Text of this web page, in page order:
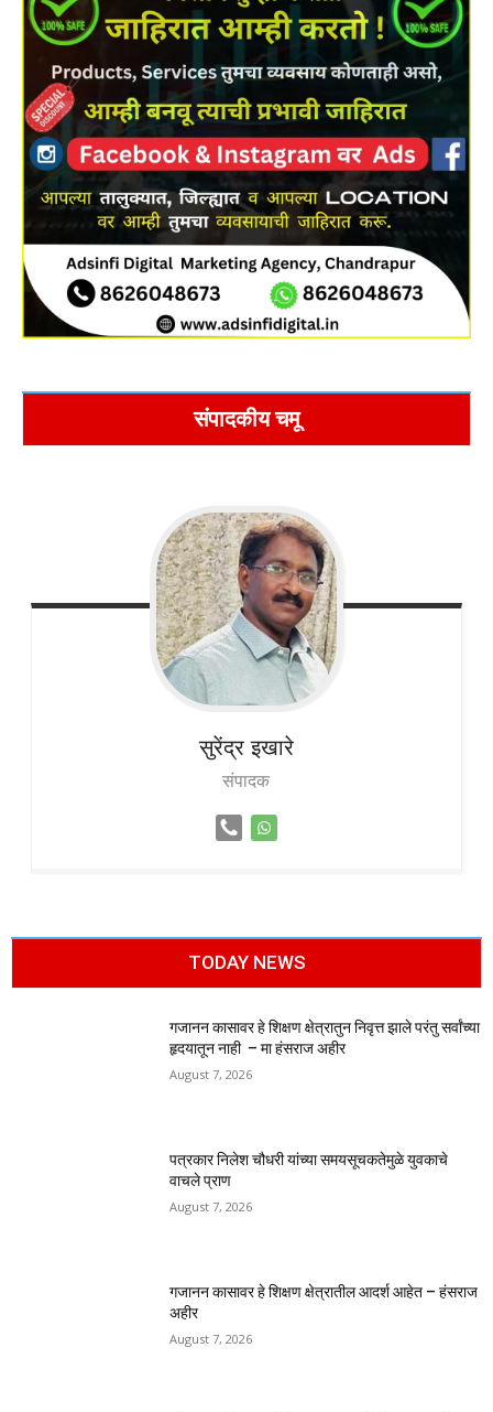
संपादकीय चमू
सुरेंद्र इखारे
संपादक
TODAY NEWS
गजानन कासावर हे शिक्षण क्षेत्रातुन निवृत्त झाले परंतु सर्वांच्या
हृदयातून नाही – मा हंसराज अहीर
August 7, 2026
पत्रकार निलेश चौधरी यांच्या समयसूचकतेमुळे युवकाचे
वाचले प्राण
August 7, 2026
गजानन कासावर हे शिक्षण क्षेत्रातील आदर्श आहेत – हंसराज
अहीर
August 7, 2026